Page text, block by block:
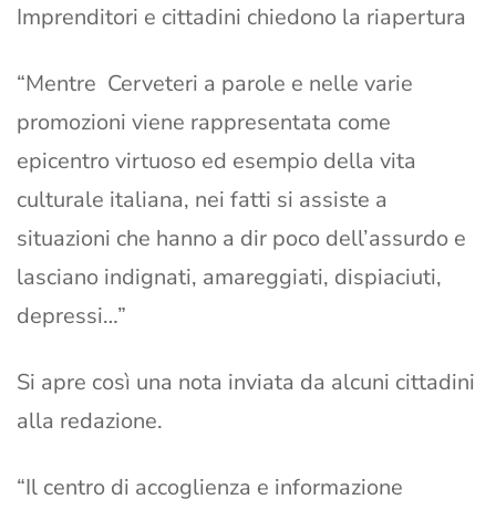
Imprenditori e cittadini chiedono la riapertura
“Mentre Cerveteri a parole e nelle varie
promozioni viene rappresentata come
epicentro virtuoso ed esempio della vita
culturale italiana, nei fatti si assiste a
situazioni che hanno a dir poco dell’assurdo e
lasciano indignati, amareggiati, dispiaciuti,
depressi…”
Si apre così una nota inviata da alcuni cittadini
alla redazione.
“Il centro di accoglienza e informazione